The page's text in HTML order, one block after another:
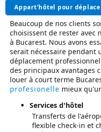
Appart'hôtel pour
Beaucoup de nos clients
choisissent de rester avec
à Bucarest. Nous avons
serait nécessaire pendant
déplacement
des principaux avantages
louer à court terme
profesionelle mieux
Services d'hôtel
Transferts de
flexible check-in et